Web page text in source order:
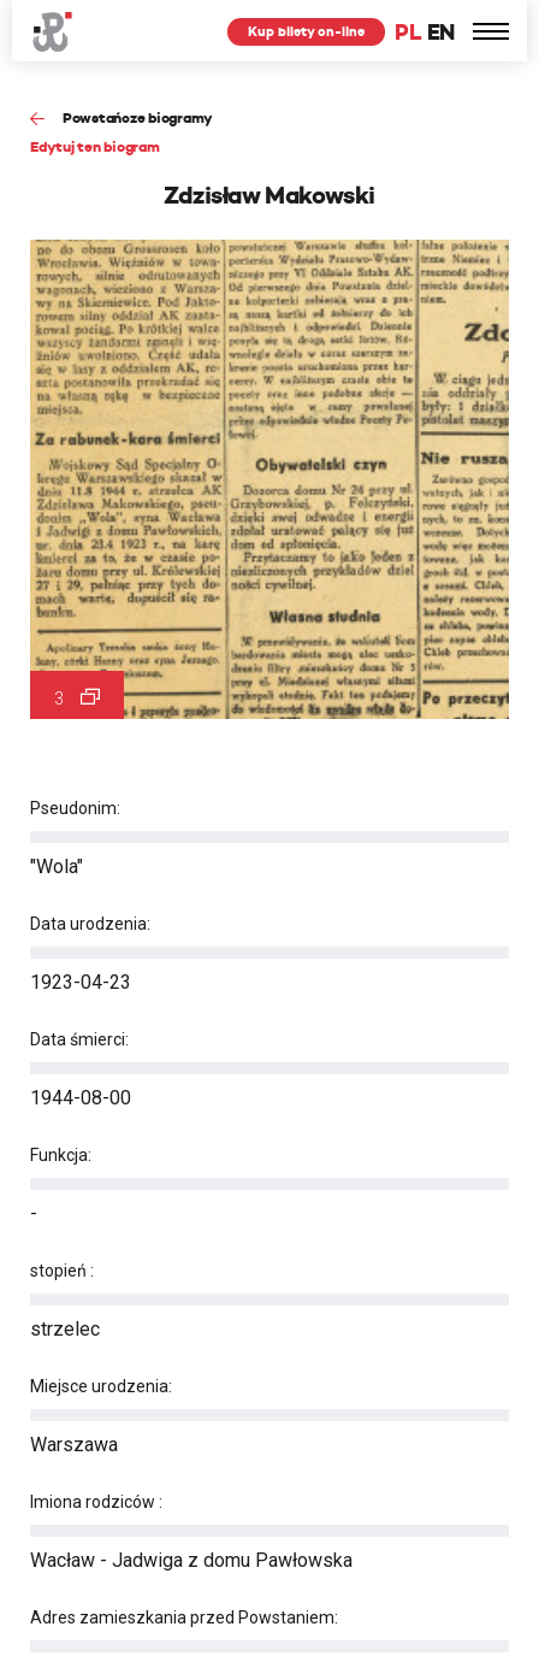
PL EN
Kup bilety on-line
Powstańcze biogramy
Edytuj ten biogram
Zdzisław Makowski
3
Pseudonim:
"Wola"
Data urodzenia:
1923-04-23
Data śmierci:
1944-08-00
Funkcja:
-
stopień :
strzelec
Miejsce urodzenia:
Warszawa
Imiona rodziców :
Wacław - Jadwiga z domu Pawłowska
Adres zamieszkania przed Powstaniem: